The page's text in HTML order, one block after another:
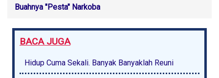
Buahnya "Pesta" Narkoba
BACA JUGA
Hidup Cuma Sekali. Banyak Banyaklah Reuni